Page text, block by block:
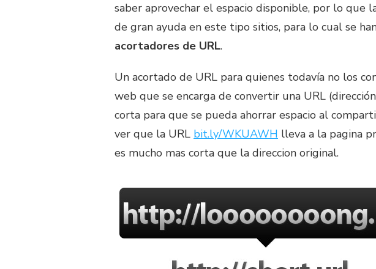
saber aprovechar el espacio disponible, por lo que
de gran ayuda en este tipo sitios, para lo cual se
acortadores de URL.
Un acortado de URL para quienes todavía no los
web que se encarga de convertir una URL
corta para que se pueda ahorrar espacio al
ver que la URL bit.ly/WKUAWH lleva a la pagina
es mucho mas corta que la direccion original.